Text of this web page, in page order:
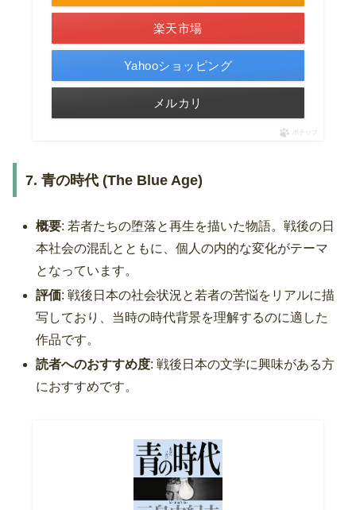
楽天市場
Yahooショッピング
メルカリ
ポチップ
7. 青の時代 (The Blue Age)
概要: 若者たちの堕落と再生を描いた物語。戦後の日
本社会の混乱とともに、個人の内的な変化がテーマ
となっています。
評価: 戦後日本の社会状況と若者の苦悩をリアルに描
写しており、当時の時代背景を理解するのに適した
作品です。
読者へのおすすめ度: 戦後日本の文学に興味がある方
におすすめです。